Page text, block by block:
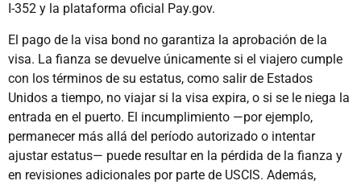
I-352 y la plataforma oficial Pay.gov.
El pago de la visa bond no garantiza la aprobación de la
visa. La fianza se devuelve únicamente si el viajero cumple
con los términos de su estatus, como salir de Estados
Unidos a tiempo, no viajar si la visa expira, o si se le niega la
entrada en el puerto. El incumplimiento —por ejemplo,
permanecer más allá del período autorizado o intentar
ajustar estatus— puede resultar en la pérdida de la fianza y
en revisiones adicionales por parte de USCIS. Además,